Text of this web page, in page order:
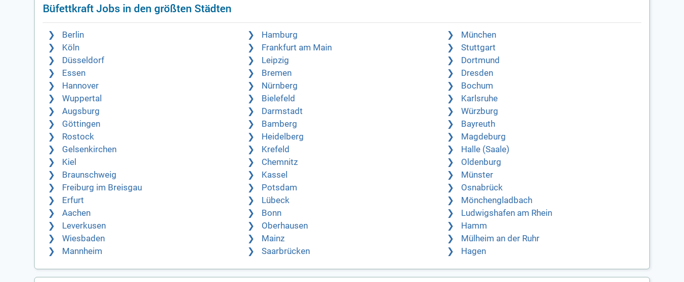
Büfettkraft Jobs in den größten Städten
Berlin Hamburg
München
Köln
Frankfurt am Main
Stuttgart
Düsseldorf
Leipzig
Dortmund
Essen
Bremen
Dresden
Hannover
Nürnberg
Bochum
Wuppertal
Bielefeld
Karlsruhe
Augsburg
Darmstadt
Würzburg
Göttingen
Bamberg
Bayreuth
Rostock
Heidelberg
Magdeburg
Gelsenkirchen
Krefeld
Halle (Saale)
Kiel
Chemnitz
Oldenburg
Braunschweig
Kassel
Münster
Freiburg im Breisgau
Potsdam
Osnabrück
Erfurt
Lübeck
Mönchengladbach
Aachen
Bonn
Ludwigshafen am Rhein
Leverkusen
Oberhausen
Hamm
Wiesbaden
Mainz
Mülheim an der Ruhr
Mannheim
Saarbrücken Hagen